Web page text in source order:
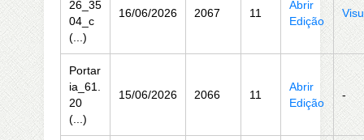
26_35
04_c
(...)
16/06/2026 2067 11
Abrir
Edição
Portar
ia_61.
20
(...)
15/06/2026 2066 11
Abrir
Edição
-